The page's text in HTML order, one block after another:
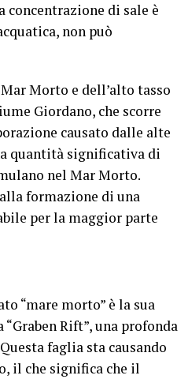
di sale è
non può
Morto e dell’alto tasso
Giordano, che scorre
causato dalle alte
quantità significativa di
nel Mar Morto.
formazione di una
per la maggior parte
“mare morto” è la sua
Rift”, una profonda
faglia sta causando
il che significa che il